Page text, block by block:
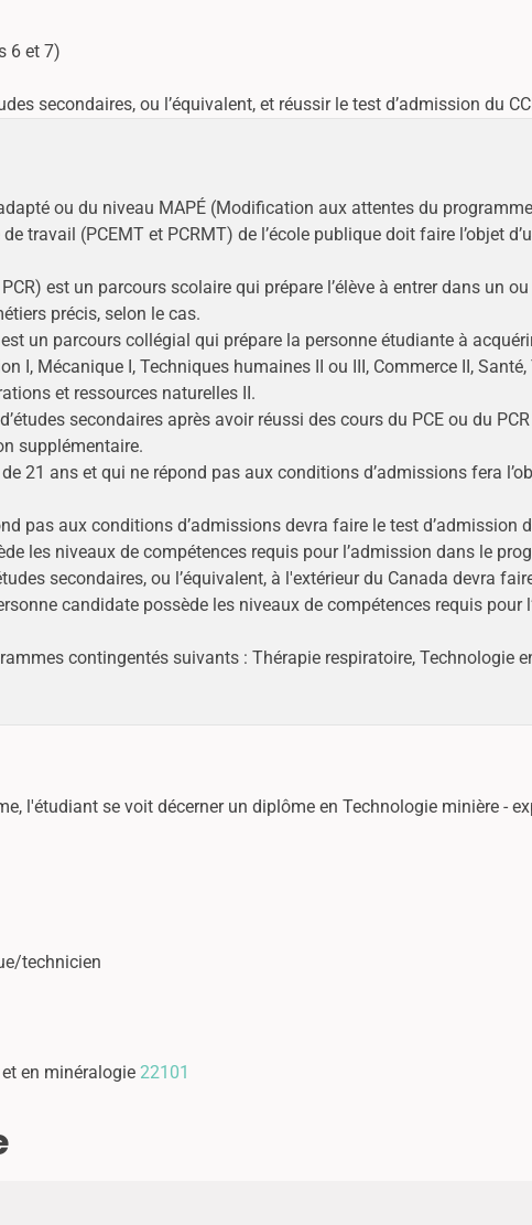
6 et 7)
secondaires, ou l’équivalent, et réussir le test d’admission du
ou du niveau MAPÉ (Modification aux attentes du
travail (PCEMT et PCRMT) de l’école publique doit faire l’objet
est un parcours scolaire qui prépare l’élève à entrer dans un
précis, selon le cas.
un parcours collégial qui prépare la personne étudiante à
I, Mécanique I, Techniques humaines II ou III, Commerce II,
et ressources naturelles II.
secondaires après avoir réussi des cours du PCE ou du
supplémentaire.
21 ans et qui ne répond pas aux conditions d’admissions fera
pas aux conditions d’admissions devra faire le test d’admission
les niveaux de compétences requis pour l’admission dans le
secondaires, ou l’équivalent, à l'extérieur du Canada devra
candidate possède les niveaux de compétences requis pour
contingentés suivants : Thérapie respiratoire, Technologie
l'étudiant se voit décerner un diplôme en Technologie minière -
technicien
en minéralogie 22101